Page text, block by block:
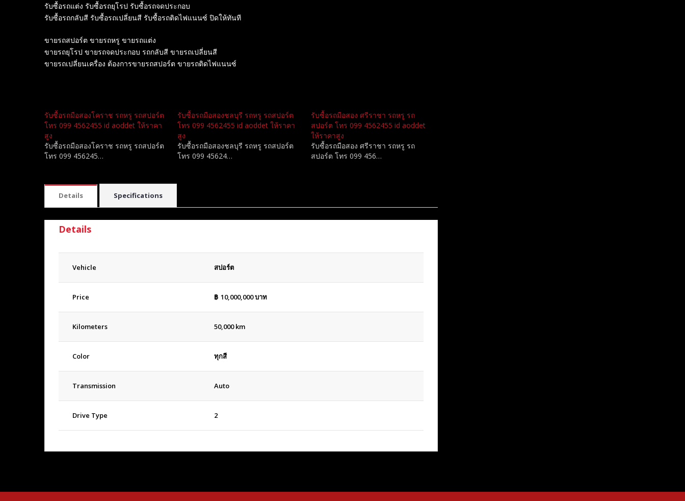
รับซื้อรถแต่ง รับซื้อรถยุโรป รับซื้อรถจดประกอบ
รับซื้อรถกลับสี รับซื้อรถเปลี่ยนสี รับซื้อรถติดไฟแนนซ์ ปิดให้ทันที
ขายรถสปอร์ต ขายรถหรู ขายรถแต่ง
ขายรถยุโรป ขายรถจดประกอบ รถกลับสี ขายรถเปลี่ยนสี
ขายรถเปลี่ยนเครื่อง ต้องการขายรถสปอร์ต ขายรถติดไฟแนนซ์
รับซื้อรถมือสองโคราช รถหรู รถสปอร์ต
โทร 099 4562455 id aoddet ให้ราคา
สูง
รับซื้อรถมือสองโคราช รถหรู รถสปอร์ต
โทร 099 456245…
รับซื้อรถมือสองชลบุรี รถหรู รถสปอร์ต
โทร 099 4562455 id aoddet ให้ราคา
สูง
รับซื้อรถมือสองชลบุรี รถหรู รถสปอร์ต
โทร 099 45624…
รับซื้อรถมือสอง ศรีราชา รถหรู รถ
สปอร์ต โทร 099 4562455 id aoddet
ให้ราคาสูง
รับซื้อรถมือสอง ศรีราชา รถหรู รถ
สปอร์ต โทร 099 456…
Details Specifications
Details
Vehicle สปอร์ต
Price ฿ 10,000,000บาท
Kilometers 50,000 km
Color ทุกสี
Transmission Auto
Drive Type 2